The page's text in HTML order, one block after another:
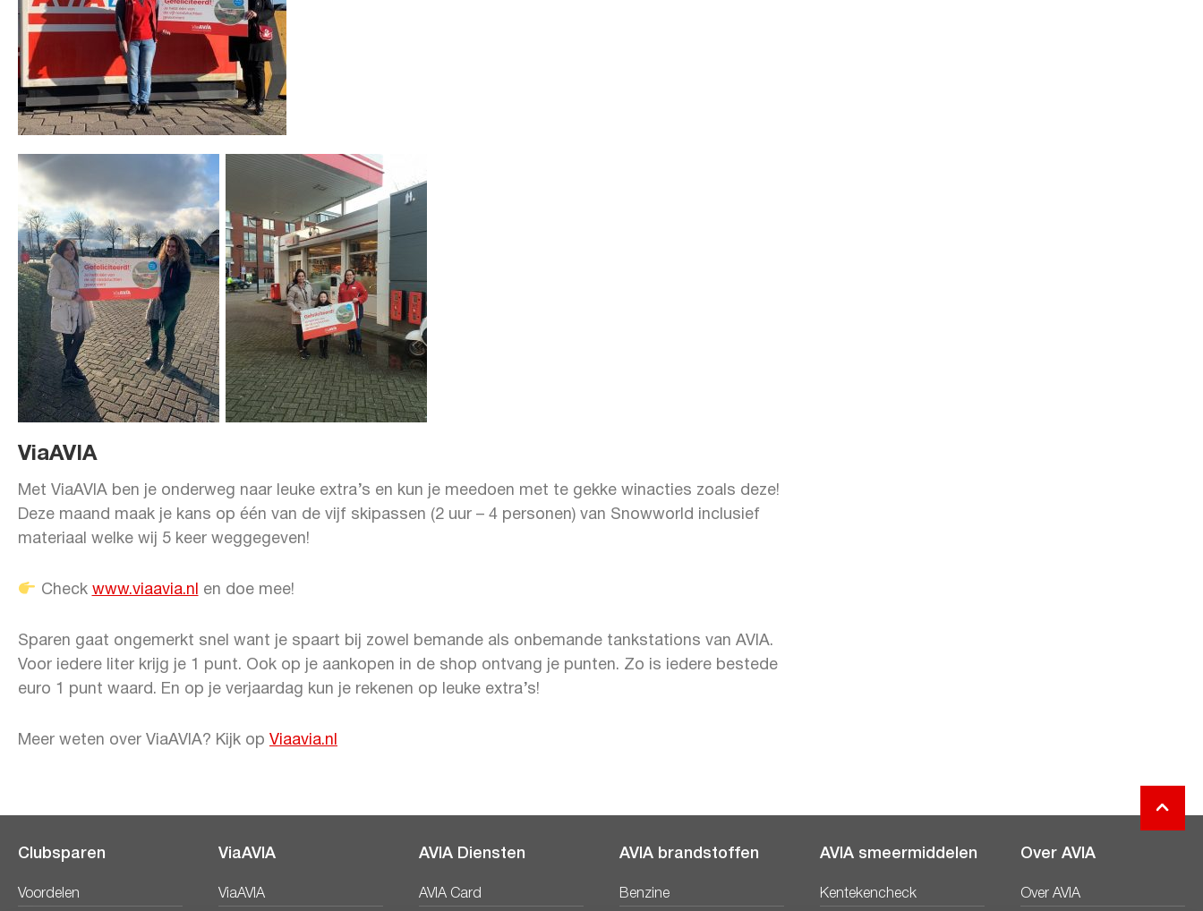
ViaAVIA
Met ViaAVIA ben je onderweg naar leuke extra’s en kun je meedoen met te gekke winacties zoals deze!
Deze maand maak je kans op één van de vijf skipassen (2 uur – 4 personen) van Snowworld inclusief
materiaal welke wij 5 keer weggegeven!
Check www.viaavia.nl en doe mee!
Sparen gaat ongemerkt snel want je spaart bij zowel bemande als onbemande tankstations van AVIA.
Voor iedere liter krijg je 1 punt. Ook op je aankopen in de shop ontvang je punten. Zo is iedere bestede
euro 1 punt waard. En op je verjaardag kun je rekenen op leuke extra’s!
Meer weten over ViaAVIA? Kijk op Viaavia.nl
Clubsparen
Voordelen
ViaAVIA
ViaAVIA
AVIA Diensten
AVIA Card
AVIA brandstoffen
Benzine
AVIA smeermiddelen
Kentekencheck
Over AVIA
Over AVIA